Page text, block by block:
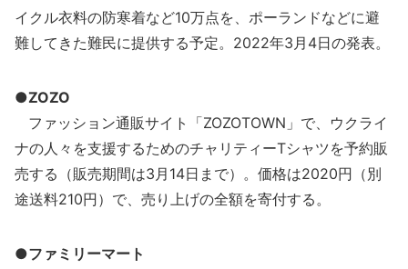
イクル衣料の防寒着など10万点を、ポーランドなどに避
難してきた難民に提供する予定。2022年3月4日の発表。
●ZOZO
ファッション通販サイト「ZOZOTOWN」で、ウクライ
ナの人々を支援するためのチャリティーTシャツを予約販
売する（販売期間は3月14日まで）。価格は2020円（別
途送料210円）で、売り上げの全額を寄付する。
●ファミリーマート